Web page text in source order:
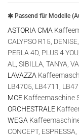
Passend für Modelle
ASTORIA CMA
CALYPSO R15,
PERLA 4D, PLUS 4
AL, SIBILLA, TANYA,
LAVAZZA
LB4705, LB4711,
MCE Kaffeemaschine
ORCHESTRALE
WEGA Kaffeemaschine
CONCEPT,